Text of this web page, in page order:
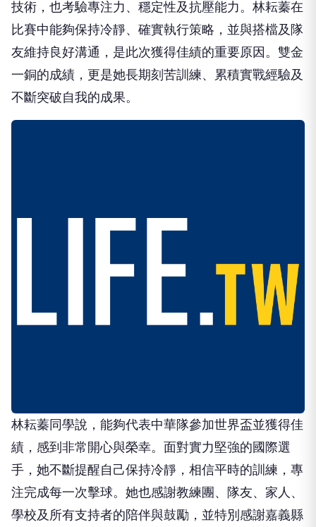
技術，也考驗專注力、穩定性及抗壓能力。林耘蓁在
比賽中能夠保持冷靜、確實執行策略，並與搭檔及隊
友維持良好溝通，是此次獲得佳績的重要原因。雙金
一銅的成績，更是她長期刻苦訓練、累積實戰經驗及
不斷突破自我的成果。
林耘蓁同學說，能夠代表中華隊參加世界盃並獲得佳
績，感到非常開心與榮幸。面對實力堅強的國際選
手，她不斷提醒自己保持冷靜，相信平時的訓練，專
注完成每一次擊球。她也感謝教練團、隊友、家人、
學校及所有支持者的陪伴與鼓勵，並特別感謝嘉義縣